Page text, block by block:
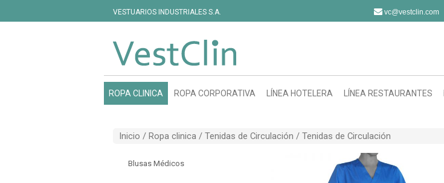
VESTUARIOS INDUSTRIALES S.A. vc@vestclin.com
ROPA CLINICA ROPA CORPORATIVA LÍNEA HOTELERA LÍNEA RESTAURANTES
Inicio / Ropa clinica / Tenidas de Circulación / Tenidas de Circulación
Blusas Médicos